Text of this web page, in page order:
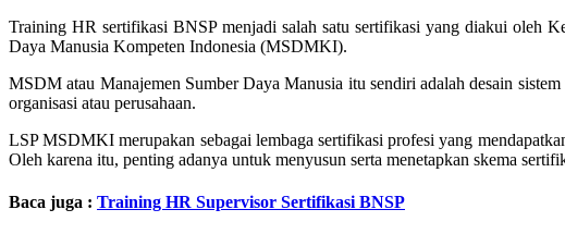
Training HR sertifikasi BNSP menjadi salah satu sertifikasi yang diakui oleh
Daya Manusia Kompeten Indonesia (MSDMKI).
MSDM atau Manajemen Sumber Daya Manusia itu sendiri adalah desain
organisasi atau perusahaan.
LSP MSDMKI merupakan sebagai lembaga sertifikasi profesi yang
Oleh karena itu, penting adanya untuk menyusun serta menetapkan skema
Baca juga : Training HR Supervisor Sertifikasi BNSP